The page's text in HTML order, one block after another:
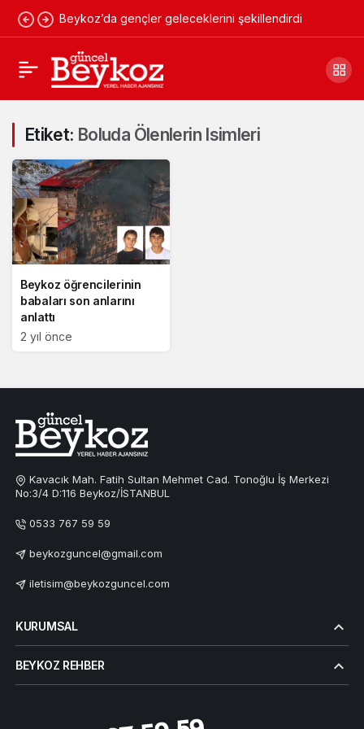
Beykoz’da gençler geleceklerini şekillendirdi
Etiket: Boluda Ölenlerin Isimleri
Beykoz öğrencilerinin
babaları son anlarını
anlattı
2 yıl önce
Kavacık Mah. Fatih Sultan Mehmet Cad. Tonoğlu İş Merkezi
No:3/4 D:116 Beykoz/İSTANBUL
0533 767 59 59
beykozguncel@gmail.com
iletisim@beykozguncel.com
KURUMSAL
BEYKOZ REHBER